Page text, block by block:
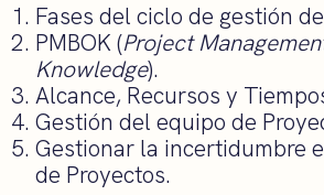
Fases del ciclo de gestión
PMBOK (Project
Knowledge).
Alcance, Recursos y
Gestión del equipo de
Gestionar la incertidumbre
de Proyectos.